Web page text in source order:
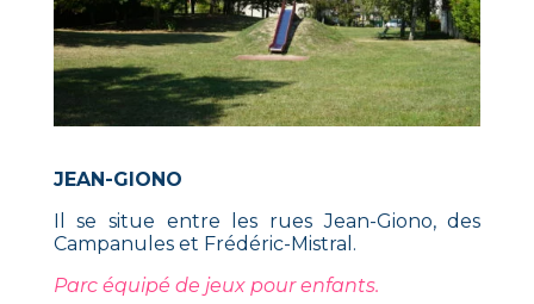
JEAN-GIONO
Il se situe entre les rues Jean-Giono, des
Campanules et Frédéric-Mistral.
Parc équipé de jeux pour enfants.